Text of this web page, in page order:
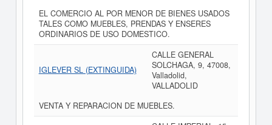
EL COMERCIO AL POR MENOR DE BIENES USADOS
TALES COMO MUEBLES, PRENDAS Y ENSERES
ORDINARIOS DE USO DOMESTICO.
IGLEVER SL (EXTINGUIDA)
CALLE GENERAL
SOLCHAGA, 9, 47008,
Valladolid,
VALLADOLID
VENTA Y REPARACION DE MUEBLES.